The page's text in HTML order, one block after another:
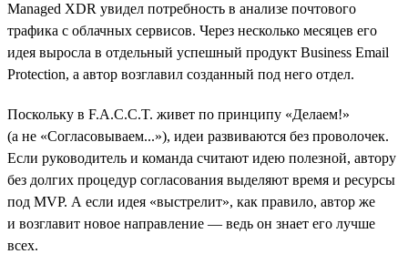
Managed XDR увидел потребность в анализе почтового
трафика с облачных сервисов. Через несколько месяцев его
идея выросла в отдельный успешный продукт Business Email
Protection, а автор возглавил созданный под него отдел.
Поскольку в F.A.C.C.T. живет по принципу «Делаем!»
(а не «Согласовываем...»), идеи развиваются без проволочек.
Если руководитель и команда считают идею полезной, автору
без долгих процедур согласования выделяют время и ресурсы
под MVP. А если идея «выстрелит», как правило, автор же
и возглавит новое направление — ведь он знает его лучше
всех.